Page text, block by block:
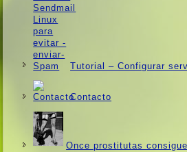
Tutorial – Configurar
Contacto
Once prostitutas